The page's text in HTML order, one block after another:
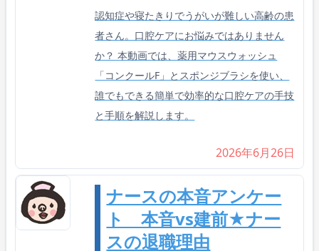
認知症や寝たきりでうがいが難しい高齢の患
者さん。口腔ケアにお悩みではありません
か？ 本動画では、薬用マウスウォッシュ
「コンクールF」とスポンジブラシを使い、
誰でもできる簡単で効率的な口腔ケアの手技
と手順を解説します。
2026年6月26日
ナースの本音アンケー
ト 本音vs建前★ナー
スの退職理由